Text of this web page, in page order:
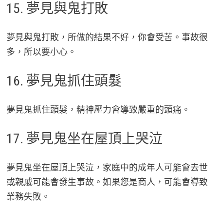
15. 夢見與鬼打敗
夢見與鬼打敗，所做的結果不好，你會受苦。事故很
多，所以要小心。
16. 夢見鬼抓住頭髮
夢見鬼抓住頭髮，精神壓力會導致嚴重的頭痛。
17. 夢見鬼坐在屋頂上哭泣
夢見鬼坐在屋頂上哭泣，家庭中的成年人可能會去世
或親戚可能會發生事故。如果您是商人，可能會導致
業務失敗。